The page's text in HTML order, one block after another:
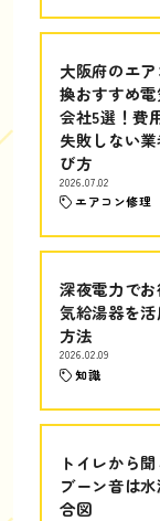
大阪府のエ
換おすすめ
会社5選！費
失敗しない
び方
2026.07.02
エアコン修理
深夜電力で
気給湯器を活
方法
2026.02.09
知識
トイレから
ブーン音は
合図